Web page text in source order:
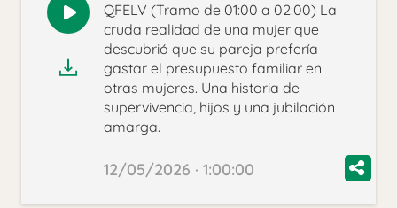
Reproducir
audio
QFELV (Tramo de 01:00 a 02:00) La
cruda realidad de una mujer que
descubrió que su pareja prefería
gastar el presupuesto familiar en
otras mujeres. Una historia de
supervivencia, hijos y una jubilación
amarga.
12/05/2026 · 1:00:00